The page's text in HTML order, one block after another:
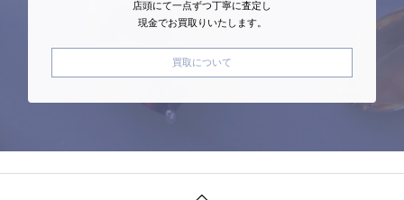
店頭にて一点ずつ丁寧に査定し
現金でお買取りいたします。
買取について